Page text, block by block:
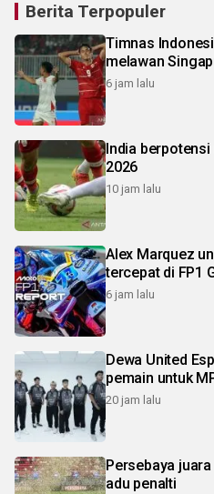
Berita Terpopuler
Timnas
melawan
6 jam lalu
India berpotensi
2026
10 jam lalu
Alex Marquez
tercepat di FP1
6 jam lalu
Dewa United
pemain untuk
20 jam lalu
Persebaya
adu penalti